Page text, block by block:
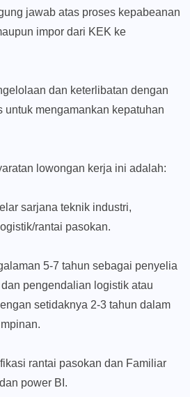
jawab atas proses kepabeanan
impor dari KEK ke
dan keterlibatan dengan
untuk mengamankan kepatuhan
lowongan kerja ini adalah:
sarjana teknik industri,
rantai pasokan.
5-7 tahun sebagai penyelia
pengendalian logistik atau
setidaknya 2-3 tahun dalam
rantai pasokan dan Familiar
power BI.